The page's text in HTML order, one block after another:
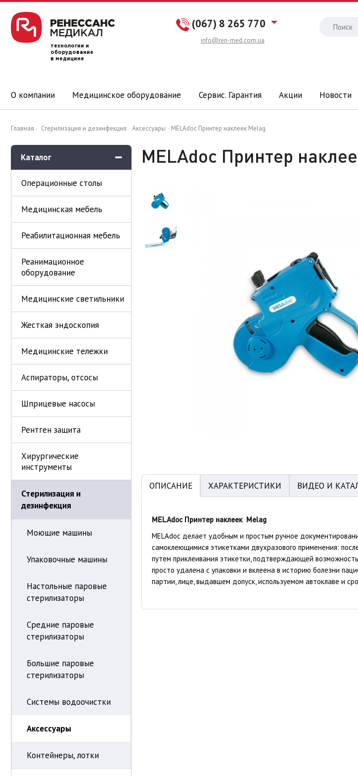
технологии и
оборудование
в медицине
(067) 8 265 770
info@ren-med.com.ua
О компании Медицинское оборудование Сервис. Гарантия Акции Новости
Главная Стерилизация и дезинфекция Аксессуары MELAdoc Принтер наклеек Melag
Каталог
Операционные столы
Медицинская мебель
Реабилитационная мебель
Реанимационное
оборудование
Медицинские светильники
Жесткая эндоскопия
Медицинские тележки
Аспираторы, отсосы
Шприцевые насосы
Рентген защита
Хирургические
инструменты
Стерилизация и
дезинфекция
Моющие машины
Упаковочные машины
Настольные паровые
стерилизаторы
Средние паровые
стерилизаторы
Большие паровые
стерилизаторы
Системы водоочистки
Аксессуары
Контейнеры, лотки
MELAdoc Принтер
ОПИСАНИЕ ХАРАКТЕРИСТИКИ ВИДЕО И
MELAdoc Принтер наклеек Melag
MELAdoc делает удобным и простым ручное
самоклеющимися этикетками двухразового применения:
путем приклеивания этикетки, подтверждающей
просто удалена с упаковки и вклеена в историю болезни
партии, лице, выдавшем допуск, используемом автоклаве и